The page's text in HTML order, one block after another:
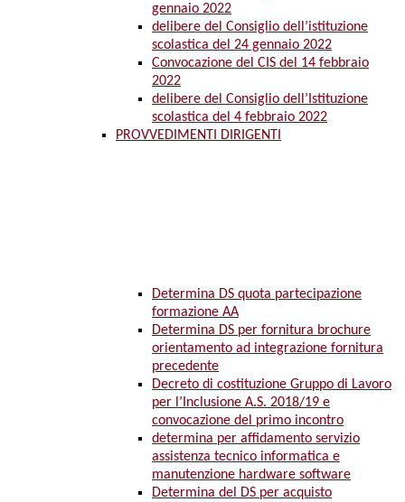
gennaio 2022
delibere del Consiglio dell’istituzione
scolastica del 24 gennaio 2022
Convocazione del CIS del 14 febbraio
2022
delibere del Consiglio dell’Istituzione
scolastica del 4 febbraio 2022
PROVVEDIMENTI DIRIGENTI
Determina DS quota partecipazione
formazione AA
Determina DS per fornitura brochure
orientamento ad integrazione fornitura
precedente
Decreto di costituzione Gruppo di Lavoro
per l’Inclusione A.S. 2018/19 e
convocazione del primo incontro
determina per affidamento servizio
assistenza tecnico informatica e
manutenzione hardware software
Determina del DS per acquisto